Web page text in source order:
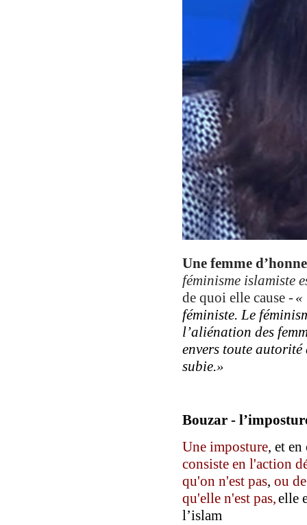
Une femme
féminisme islamiste
de quoi elle cause -«
féministe. Le
l’aliénation des
envers toute autorité
subie.»
Bouzar -
Une imposture, et
consiste en l'action
qu'on n'est pas, ou
qu'elle n'est pas,elle
l’islam